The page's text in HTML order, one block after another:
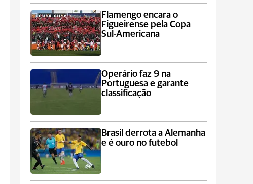
Flamengo encara o
Figueirense pela Copa
Sul-Americana
Operário faz 9 na
Portuguesa e garante
classificação
Brasil derrota a Alemanha
e é ouro no futebol